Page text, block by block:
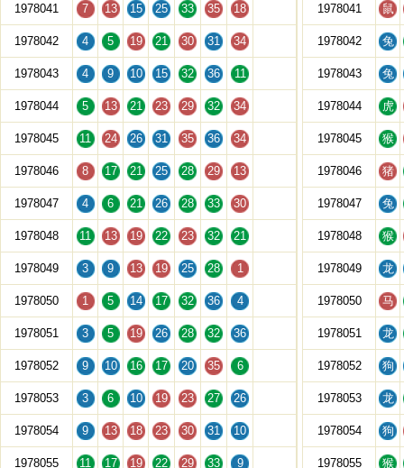
1978041 7 13 15 25 33 35 18
1978042 4 5 19 21 30 31 34
1978043 4 9 10 15 32 36 11
1978044 5 13 21 23 29 32 34
1978045 11 24 26 31 35 36 34
1978046 8 17 21 25 28 29 13
1978047 4 6 21 26 28 33 30
1978048 11 13 19 22 23 32 21
1978049 3 9 13 19 25 28 1
1978050 1 5 14 17 32 36 4
1978051 3 5 19 26 28 32 36
1978052 9 10 16 17 20 35 6
1978053 3 6 10 19 23 27 26
1978054 9 13 18 23 30 31 10
1978055 11 17 19 22 29 33 9
1978041 鼠
1978042 兔
1978043 兔
1978044 虎
1978045 猴
1978046 猪
1978047 兔
1978048 猴
1978049 龙
1978050 马
1978051 龙
1978052 狗
1978053 龙
1978054 狗
1978055 猴